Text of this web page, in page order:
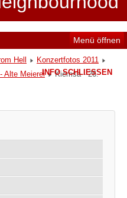
Menü öffnen
Hell
Konzertfotos 2011
Alte Meierei
Kiemsa - 26.
INFO SCHLIESSEN